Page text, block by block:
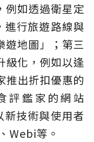
例如透過衛星定
行旅遊路線與
遊地圖」；第三
級化，例如以逢
推出折扣優惠的
評鑑家的網站
新技術與使用者
Webi等。